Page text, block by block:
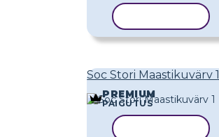
Soc Stori Maastikuvärv 1
PREMIUM
PAIGUTUS